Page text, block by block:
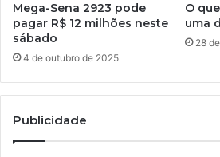
Mega-Sena 2923 pode
pagar R$ 12 milhões neste
sábado
4 de outubro de 2025
O
uma
28
Publicidade